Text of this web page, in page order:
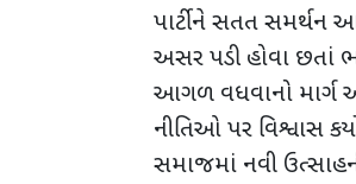
પાર્ટીને સતત સમર્થન
અસર પડી હોવા છતાં
આગળ વધવાનો માર્ગ
નીતિઓ પર વિશ્વાસ
સમાજમાં નવી